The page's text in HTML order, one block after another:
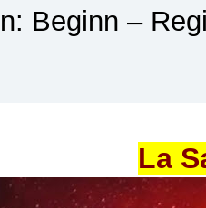
Beginn –
La